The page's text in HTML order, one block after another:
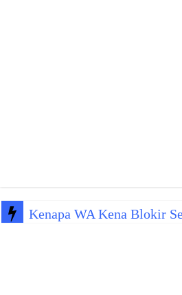
Kenapa WA Kena Blokir